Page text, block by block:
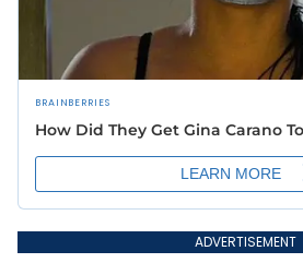
ADVERTISEMENT